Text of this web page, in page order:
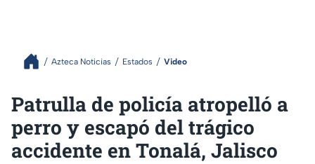
Azteca Noticias Estados Video
Patrulla de policía atropelló a
perro y escapó del trágico
accidente en Tonalá, Jalisco